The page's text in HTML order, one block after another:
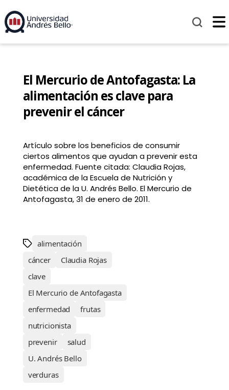
El Mercurio de Antofagasta: La
alimentación es clave para
prevenir el cáncer
Artículo sobre los beneficios de consumir
ciertos alimentos que ayudan a prevenir esta
enfermedad. Fuente citada: Claudia Rojas,
académica de la Escuela de Nutrición y
Dietética de la U. Andrés Bello. El Mercurio de
Antofagasta, 31 de enero de 2011.
alimentación
cáncer
Claudia Rojas
clave
El Mercurio de Antofagasta
enfermedad
frutas
nutricionista
prevenir
salud
U. Andrés Bello
verduras